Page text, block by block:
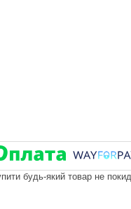
будь-який товар не